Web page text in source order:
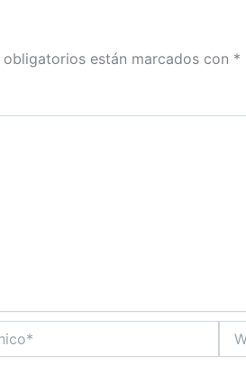
obligatorios están marcados con *